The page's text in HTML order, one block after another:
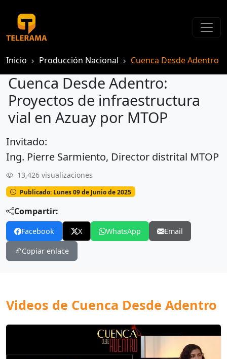
Inicio Producción Nacional Cuenca Desde Adentro
Cuenca Desde Adentro:
Proyectos de infraestructura
vial en Azuay por MTOP
Invitado:
Ing. Pierre Sarmiento, Director distrital MTOP
13,426 visualizaciones
Publicado: Lunes 09 de Junio de 2025
Compartir:
Facebook X WhatsApp Email
Copiar enlace
Videos de Cuenca Desde Adentro